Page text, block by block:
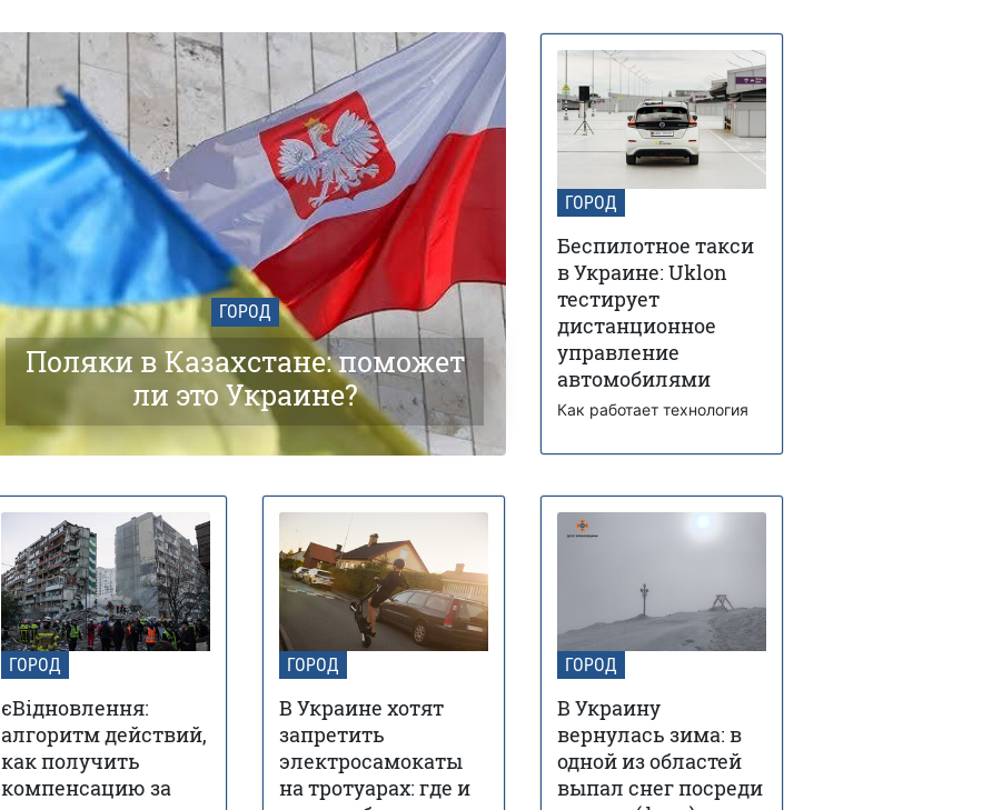
каких областях испортится погода
19 мая 14:51
В каких районах Киева
больше всего возросла стоимость
аренды жилья – исследование
01 мая 18:24
Заморозки до -5 накроют
Украину в мае: области и даты
похолодания
ГОРОД
Поляки в Казахстане: поможет
ли это Украине?
ГОРОД
Беспилотное такси
в Украине: Uklon
тестирует
дистанционное
управление
автомобилями
Как работает технология
ГОРОД
єВідновлення:
алгоритм действий,
как получить
компенсацию за
ГОРОД
В Украине хотят
запретить
электросамокаты
на тротуарах: где и
ГОРОД
В Украину
вернулась зима: в
одной из областей
выпал снег посреди